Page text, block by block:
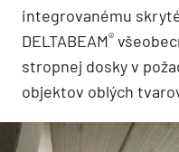
integrovanému
DELTABEAM®
stropnej dosky v
objektov oblých